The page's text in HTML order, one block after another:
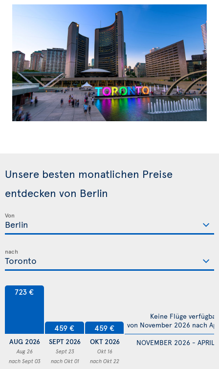
Unsere besten monatlichen Preise
entdecken von Berlin
Von
nach
723 €
AUG 2026
Aug 26
nach Sept 03
459 €
SEPT 2026
Sept 23
nach Okt 01
459 €
OKT 2026
Okt 16
nach Okt 22
NOVEMBER 2026 - APRIL
Keine Flüge verfügbar
von November 2026 nach